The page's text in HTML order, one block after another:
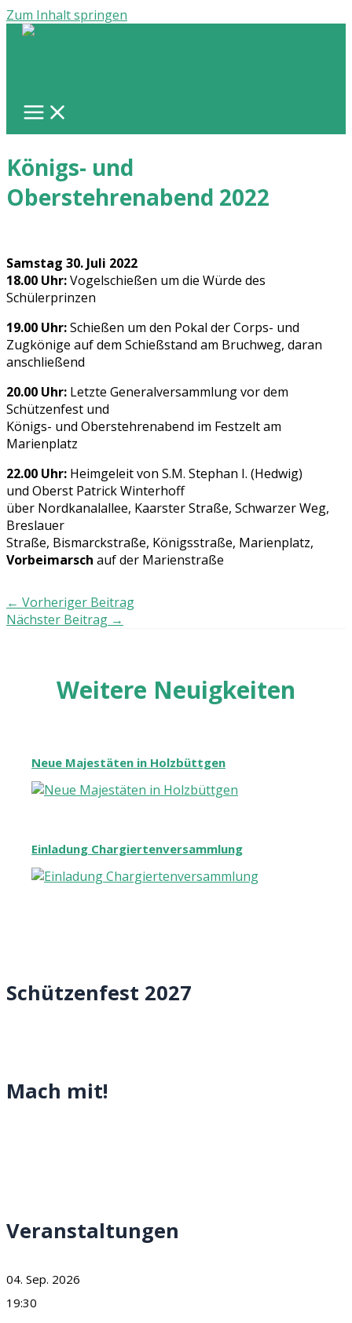
Zum Inhalt springen
Königs- und
Oberstehrenabend 2022
Samstag 30. Juli 2022
18.00 Uhr:Vogelschießen um die Würde des
Schülerprinzen
19.00 Uhr:Schießen um den Pokal der Corps- und
Zugkönige auf dem Schießstand am Bruchweg, daran
anschließend
20.00 Uhr: Letzte Generalversammlung vor dem
Schützenfest und
Königs- und Oberstehrenabend im Festzelt am
Marienplatz
22.00 Uhr: Heimgeleit von S.M. Stephan I. (Hedwig)
und Oberst Patrick Winterhoff
über Nordkanalallee, Kaarster Straße, Schwarzer Weg,
Breslauer
Straße, Bismarckstraße, Königsstraße, Marienplatz,
Vorbeimarsch auf der Marienstraße
← Vorheriger Beitrag
Nächster Beitrag →
Weitere Neuigkeiten
Neue Majestäten in Holzbüttgen
Einladung Chargiertenversammlung
Schützenfest 2027
Mach mit!
Veranstaltungen
04. Sep. 2026
19:30